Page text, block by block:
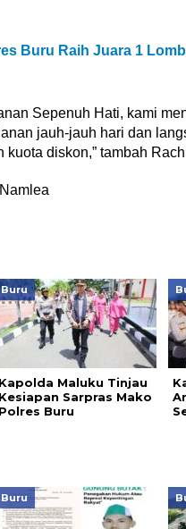
Buru Raih Juara 1
Sepenuh Hati, kami
jauh-jauh hari dan
diskon,” tambah
Buru
Kapolda Maluku Tinjau
Kesiapan Sarpras Mako
Polres Buru
Buru